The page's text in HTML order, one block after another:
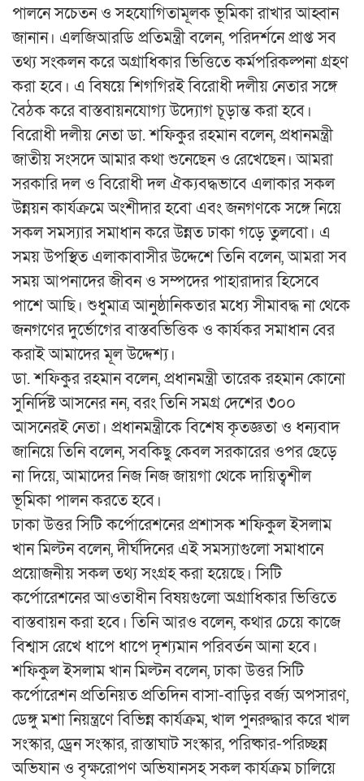
পালনে সচেতন ও সহযোগিতামূলক ভূমিকা রাখার আহ্বান
জানান। এলজিআরডি প্রতিমন্ত্রী বলেন, পরিদর্শনে প্রাপ্ত সব
তথ্য সংকলন করে অগ্রাধিকার ভিত্তিতে কর্মপরিকল্পনা গ্রহণ
করা হবে। এ বিষয়ে শিগগিরই বিরোধী দলীয় নেতার সঙ্গে
বৈঠক করে বাস্তবায়নযোগ্য উদ্যোগ চূড়ান্ত করা হবে।
বিরোধী দলীয় নেতা ডা. শফিকুর রহমান বলেন, প্রধানমন্ত্রী
জাতীয় সংসদে আমার কথা শুনেছেন ও রেখেছেন। আমরা
সরকারি দল ও বিরোধী দল ঐক্যবদ্ধভাবে এলাকার সকল
উন্নয়ন কার্যক্রমে অংশীদার হবো এবং জনগণকে সঙ্গে নিয়ে
সকল সমস্যার সমাধান করে উন্নত ঢাকা গড়ে তুলবো। এ
সময় উপস্থিত এলাকাবাসীর উদ্দেশে তিনি বলেন, আমরা সব
সময় আপনাদের জীবন ও সম্পদের পাহারাদার হিসেবে
পাশে আছি। শুধুমাত্র আনুষ্ঠানিকতার মধ্যে সীমাবদ্ধ না থেকে
জনগণের দুর্ভোগের বাস্তবভিত্তিক ও কার্যকর সমাধান বের
করাই আমাদের মূল উদ্দেশ্য।
ডা. শফিকুর রহমান বলেন, প্রধানমন্ত্রী তারেক রহমান কোনো
সুনির্দিষ্ট আসনের নন, বরং তিনি সমগ্র দেশের ৩০০
আসনেরই নেতা। প্রধানমন্ত্রীকে বিশেষ কৃতজ্ঞতা ও ধন্যবাদ
জানিয়ে তিনি বলেন, সবকিছু কেবল সরকারের ওপর ছেড়ে
না দিয়ে, আমাদের নিজ নিজ জায়গা থেকে দায়িত্বশীল
ভূমিকা পালন করতে হবে।
ঢাকা উত্তর সিটি কর্পোরেশনের প্রশাসক শফিকুল ইসলাম
খান মিল্টন বলেন, দীর্ঘদিনের এই সমস্যাগুলো সমাধানে
প্রয়োজনীয় সকল তথ্য সংগ্রহ করা হয়েছে। সিটি
কর্পোরেশনের আওতাধীন বিষয়গুলো অগ্রাধিকার ভিত্তিতে
বাস্তবায়ন করা হবে। তিনি আরও বলেন, কথার চেয়ে কাজে
বিশ্বাস রেখে ধাপে ধাপে দৃশ্যমান পরিবর্তন আনা হবে।
শফিকুল ইসলাম খান মিল্টন বলেন, ঢাকা উত্তর সিটি
কর্পোরেশন প্রতিনিয়ত প্রতিদিন বাসা-বাড়ির বর্জ্য অপসারণ,
ডেঙ্গু মশা নিয়ন্ত্রণে বিভিন্ন কার্যক্রম, খাল পুনরুদ্ধার করে খাল
সংস্কার, ড্রেন সংস্কার, রাস্তাঘাট সংস্কার, পরিষ্কার-পরিচ্ছন্ন
অভিযান ও বৃক্ষরোপণ অভিযানসহ সকল কার্যক্রম চালিয়ে